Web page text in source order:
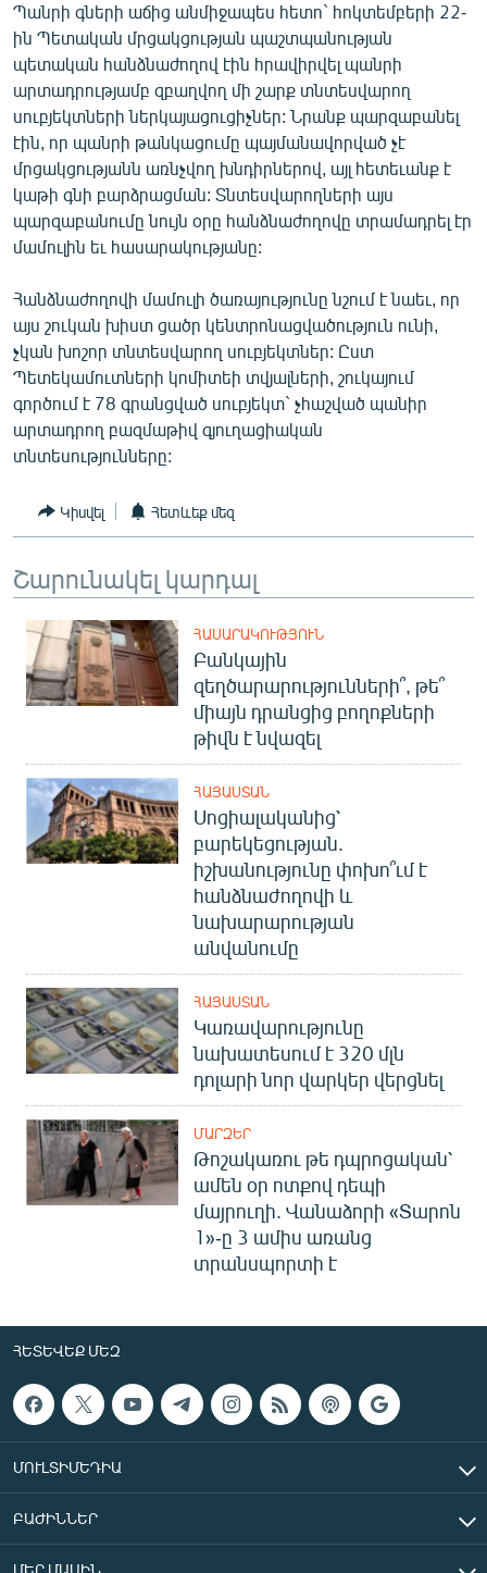
ՓՈԴՔԱՍԹ
Հայերեն
English
Русский
ՀԵՏԵՎԵՔ ՄԵԶ
«Ազատության» բոլոր կայքերը
Պանրի գների աճից անմիջապես հետո` հոկտեմբերի 22-
ին Պետական մրցակցության պաշտպանության
պետական հանձնաժողով էին հրավիրվել պանրի
արտադրությամբ զբաղվող մի շարք տնտեսվարող
սուբյեկտների ներկայացուցիչներ: Նրանք պարզաբանել
էին, որ պանրի թանկացումը պայմանավորված չէ
մրցակցությանն առնչվող խնդիրներով, այլ հետեւանք է
կաթի գնի բարձրացման: Տնտեսվարողների այս
պարզաբանումը նույն օրը հանձնաժողովը տրամադրել էր
մամուլին եւ հասարակությանը:
Հանձնաժողովի մամուլի ծառայությունը նշում է նաեւ, որ
այս շուկան խիստ ցածր կենտրոնացվածություն ունի,
չկան խոշոր տնտեսվարող սուբյեկտներ: Ըստ
Պետեկամուտների կոմիտեի տվյալների, շուկայում
գործում է 78 գրանցված սուբյեկտ` չհաշված պանիր
արտադրող բազմաթիվ գյուղացիական
տնտեսությունները:
Կիսվել Հետևեք մեզ
Շարունակել կարդալ
ՀԱՍԱՐԱԿՈՒԹՅՈՒՆ
Բանկային
զեղծարարությունների՞, թե՞
միայն դրանցից բողոքների
թիվն է նվազել
ՀԱՅԱՍՏԱՆ
Սոցիալականից՝
բարեկեցության.
իշխանությունը փոխո՞ւմ է
հանձնաժողովի և
նախարարության
անվանումը
ՀԱՅԱՍՏԱՆ
Կառավարությունը
նախատեսում է 320 մլն
դոլարի նոր վարկեր վերցնել
ՄԱՐԶԵՐ
Թոշակառու թե դպրոցական՝
ամեն օր ոտքով դեպի
մայրուղի. Վանաձորի «Տարոն
1»-ը 3 ամիս առանց
տրանսպորտի է
ՀԵՏԵՎԵՔ ՄԵԶ
ՄՈՒԼՏԻՄԵԴԻԱ
ԲԱԺԻՆՆԵՐ